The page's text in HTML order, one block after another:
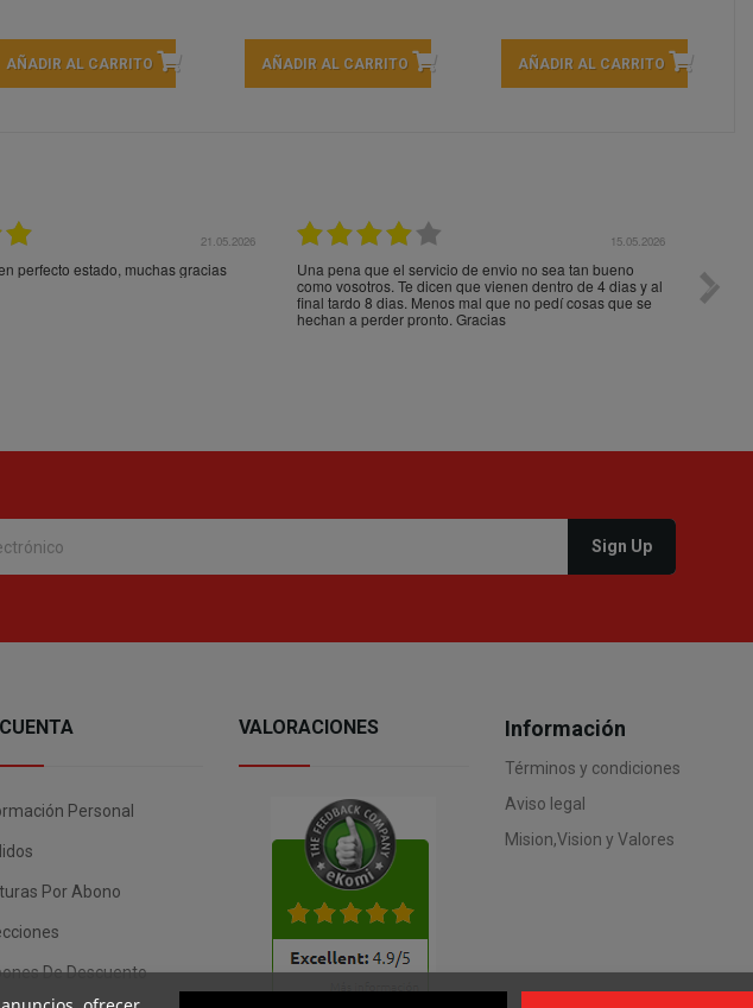
AÑADIR AL CARRITO AÑADIR AL CARRITO AÑADIR AL CARRITO
21.05.2026
perfecto estado, muchas gracias
15.05.2026
Una pena que el servicio de envio no sea tan bueno
como vosotros. Te dicen que vienen dentro de 4 dias y al
final tardo 8 dias. Menos mal que no pedí cosas que se
hechan a perder pronto. Gracias
Personal
Por Abono
De Descuento
VALORACIONES Información
Términos y condiciones
Aviso legal
Mision,Vision y Valores